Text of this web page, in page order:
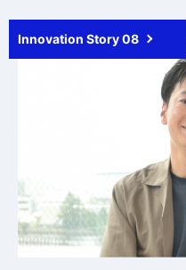
Innovation Story 08